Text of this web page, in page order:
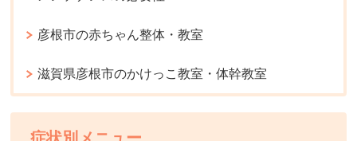
彦根市の赤ちゃん整体・教室
滋賀県彦根市のかけっこ教室・体幹教室